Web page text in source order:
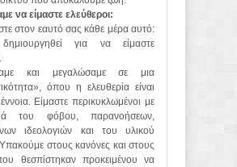
να είμαστε ελεύθεροι:
στον εαυτό σας κάθε μέρα αυτό:
για να είμαστε
και μεγαλώσαμε σε μια
όπου η ελευθερία είναι
Είμαστε περικυκλωμένοι με
του φόβου, παρανοήσεων,
ιδεολογιών και του υλικού
στους κανόνες και στους
θεσπίστηκαν προκειμένου να